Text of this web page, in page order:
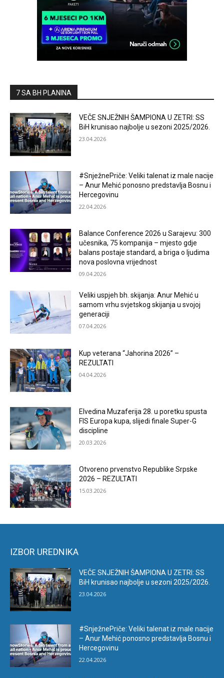
7 SA BH PLANINA
VEČE SNJEŽNIH ŠAMPIONA U ZETRI: SS
BiH krunisao najbolje u sezoni 2025/2026.
23.04.2026
#SnježnePriče: Veliki talenat iz male nacije
– Anur Mehić ponosno predstavlja Bosnu i
Hercegovinu
22.04.2026
Balance Conference 2026 u Sarajevu: 300
učesnika, 75 kompanija – mjesto gdje
balans postaje standard, a briga o ljudima
nova poslovna vrijednost
09.04.2026
Veliki uspjeh bh. skijanja: Anur Mehić u
samom vrhu svjetskog skijanja u svojoj
generaciji
07.04.2026
Kup veterana “Jahorina 2026” –
REZULTATI
04.04.2026
Elvedina Muzaferija 28. u poretku spusta
FIS Europa kupa, slijedi finale Super-G
discipline
20.03.2026
Otvoreno prvenstvo Republike Srpske
2026 – REZULTATI
15.03.2026
IZBOR UREDNIKA
VEČE SNJEŽNIH ŠAMPIONA U ZETRI: SS
BiH krunisao najbolje u sezoni 2025/2026.
23.04.2026
#SnježnePriče: Veliki talenat iz male nacije
– Anur Mehić ponosno predstavlja Bosnu i
Hercegovinu
22.04.2026